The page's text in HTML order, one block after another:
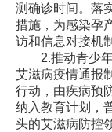
测确诊时间。落
措施，为感染孕
访和信息对接机
2.推动青少
艾滋病疫情通报
行动，由疾病预
纳入教育计划，
头的艾滋病防控